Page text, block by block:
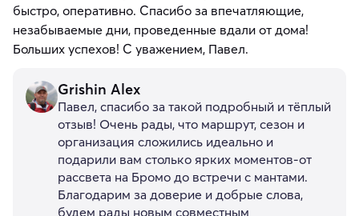
быстро, оперативно. Спасибо за впечатляющие,
незабываемые дни, проведенные вдали от дома!
Больших успехов! С уважением, Павел.
Grishin Alex
Павел, спасибо за такой подробный и тёплый
отзыв! Очень рады, что маршрут, сезон и
организация сложились идеально и
подарили вам столько ярких моментов-от
рассвета на Бромо до встречи с мантами.
Благодарим за доверие и добрые слова,
будем рады новым совместным